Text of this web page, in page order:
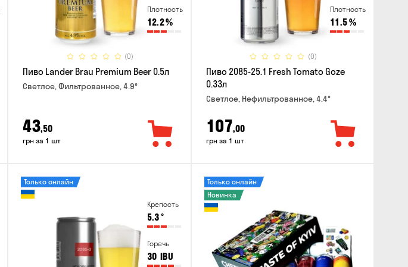
Плотность
12.2%
(0)
Пиво Lander Brau Premium Beer 0.5л
Светлое, Фильтрованное, 4.9°
43,50
грн за 1 шт
Плотность
11.5%
(0)
Пиво 2085-25.1 Fresh Tomato Goze
0.33л
Светлое, Нефильтрованное, 4.4°
107,00
грн за 1 шт
Крепость
5.3°
Горечь
30 IBU
Только онлайн
Только онлайн
Новинка